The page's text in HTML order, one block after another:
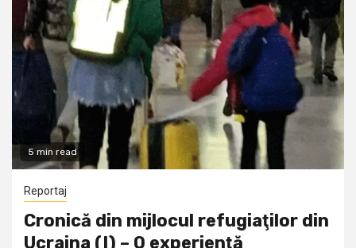
5 min read
Reportaj
Cronică din mijlocul refugiaţilor din
Ucraina (I) – O experienţă